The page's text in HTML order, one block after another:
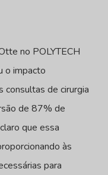
no POLYTECH
o impacto
consultas de cirurgia
de 87% de
que essa
às
para